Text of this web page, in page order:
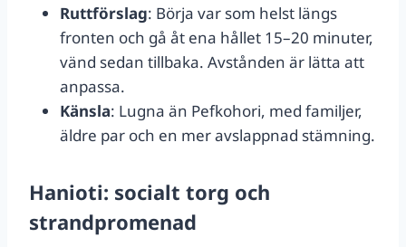
Ruttförslag: Börja var som helst längs
fronten och gå åt ena hållet 15–20 minuter,
vänd sedan tillbaka. Avstånden är lätta att
anpassa.
Känsla: Lugna än Pefkohori, med familjer,
äldre par och en mer avslappnad stämning.
Hanioti: socialt torg och
strandpromenad